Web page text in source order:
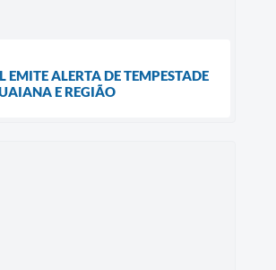
EMITE ALERTA DE TEMPESTADE
E REGIÃO